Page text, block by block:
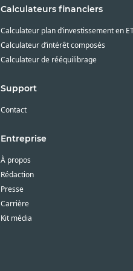
Calculateurs financiers
Calculateur plan d’investissement en
Calculateur d’intérêt composés
Calculateur de rééquilibrage
Support
Contact
Entreprise
À propos
Rédaction
Presse
Carrière
Kit média